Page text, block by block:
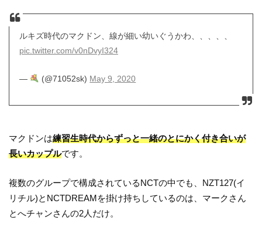
ルキズ時代のマクドン、線が細い幼いぐうかわ、、、、、
pic.twitter.com/v0nDvyI324
— (@71052sk) May 9, 2020
マクドンは練習生時代からずっと一緒のとにかく付き合いが
長いカップルです。
複数のグループで構成されているNCTの中でも、NZT127(イ
リチル)とNCTDREAMを掛け持ちしているのは、マークさん
とへチャンさんの2人だけ。